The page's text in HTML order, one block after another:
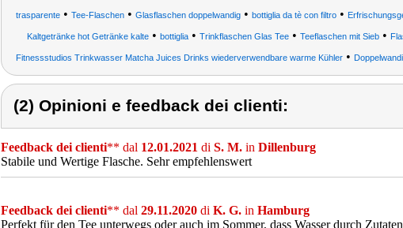
trasparente• Tee-Flaschen• Glasflaschen doppelwandig• bottiglia da tè con filtro•
Kaltgetränke hot Getränke kalte• bottiglia• Trinkflaschen Glas Tee• Teeflaschen mit Sieb•
Fitnessstudios Trinkwasser Matcha Juices Drinks wiederverwendbare warme Kühler •
(2) Opinioni e feedback dei clienti:
Feedback dei clienti** dal 12.01.2021 di S. M. in Dillenburg
Stabile und Wertige Flasche. Sehr empfehlenswert
Feedback dei clienti** dal 29.11.2020 di K. G. in Hamburg
Perfekt für den Tee unterwegs oder auch im Sommer, dass Wasser durch